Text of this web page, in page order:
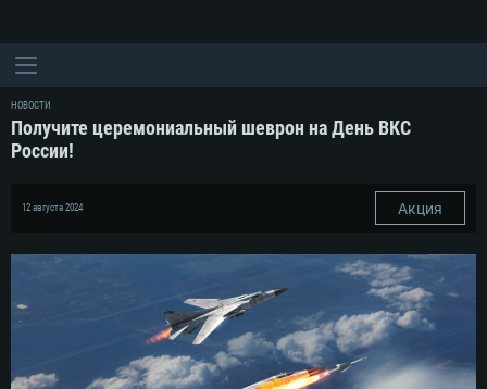
НОВОСТИ
Получите церемониальный шеврон на День ВКС
России!
12 августа 2024 Акция